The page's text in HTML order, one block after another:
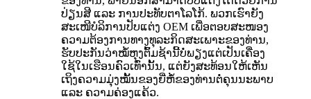
ປ່ຽນສີ ແລະ ການປະທັບຕາໂລໂກ້. ພວກເຮົາຍັງ
ສະເໜີບໍລິການປັບແຕ່ງ OEM ເພື່ອຕອບສະໜອງ
ຄວາມຕ້ອງການທາງທຸລະກິດສະເພາະຂອງທ່ານ,
ຮັບປະກັນວ່າໝໍ້ຫຸງຕົ້ມຊ້ານີ້ບໍ່ພຽງແຕ່ເປັນເຄື່ອງ
ໃຊ້ໃນເຮືອນຄົວເທົ່ານັ້ນ, ແຕ່ຍັງສະທ້ອນໃຫ້ເຫັນ
ເຖິງຄວາມມຸ່ງໝັ້ນຂອງຍີ່ຫໍ້ຂອງທ່ານຕໍ່ຄຸນນະພາບ
ແລະ ຄວາມຄ່ອງແຄ້ວ.